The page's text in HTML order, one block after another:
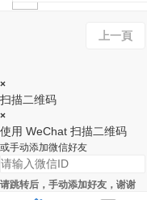
上一頁
×
扫描二维码
×
使用 WeChat 扫描二维码
或手动添加微信好友
请跳转后，手动添加好友，谢谢